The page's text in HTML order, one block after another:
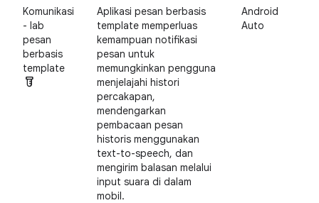
Komunikasi
- lab
pesan
berbasis
template
labs
Aplikasi pesan berbasis
template memperluas
kemampuan notifikasi
pesan untuk
memungkinkan pengguna
menjelajahi histori
percakapan,
mendengarkan
pembacaan pesan
historis menggunakan
text-to-speech, dan
mengirim balasan melalui
input suara di dalam
mobil.
Android
Auto